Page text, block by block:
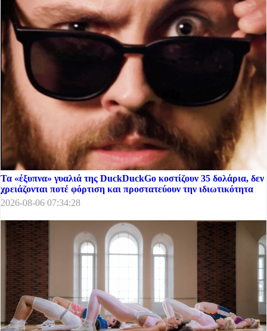
Τα «έξυπνα» γυαλιά της DuckDuckGo κοστίζουν 35 δολάρια, δεν
χρειάζονται ποτέ φόρτιση και προστατεύουν την ιδιωτικότητα
2026-08-06 07:34:28